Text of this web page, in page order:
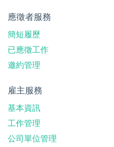
應徵者服務
簡短履歷
已應徵工作
邀約管理
雇主服務
基本資訊
工作管理
公司單位管理